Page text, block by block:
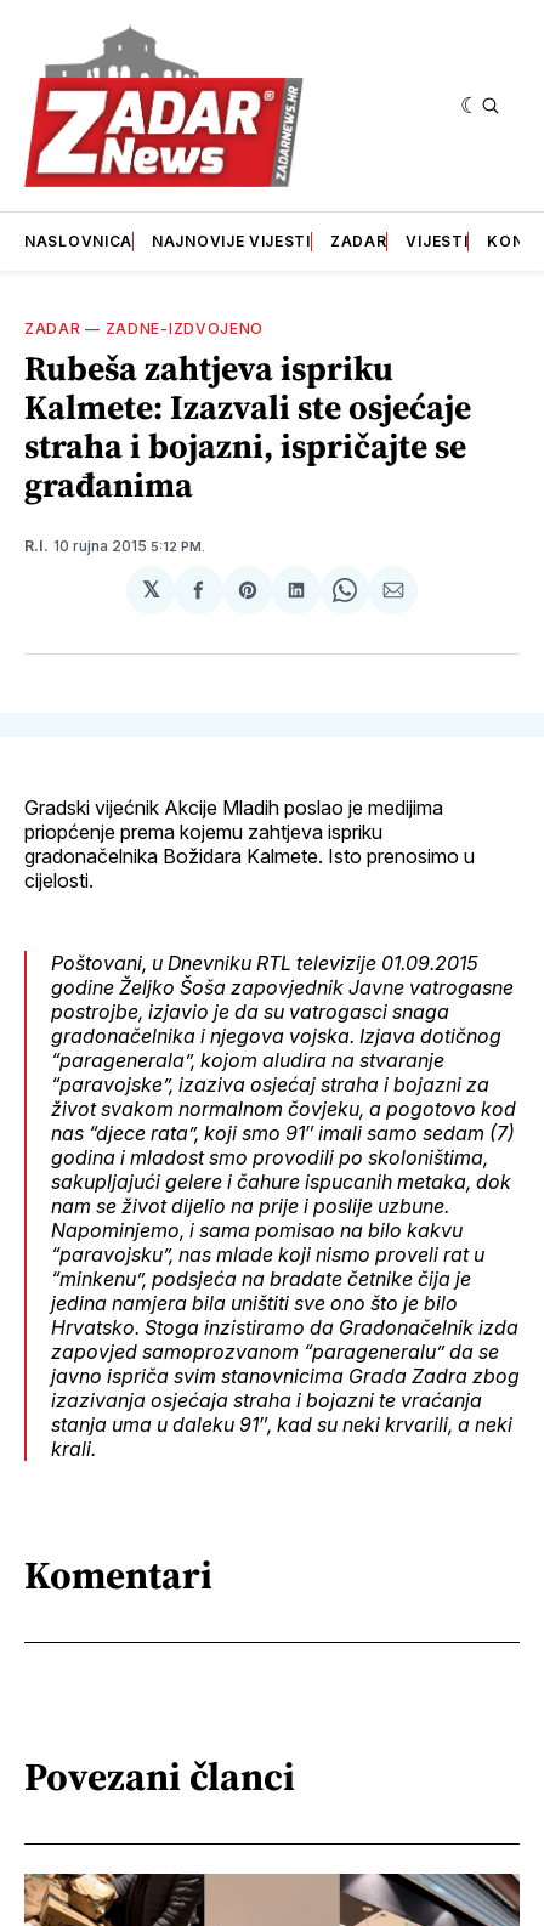
NASLOVNICA NAJNOVIJE VIJESTI ZADAR VIJESTI
ZADAR — ZADNE-IZDVOJENO
Rubeša zahtjeva ispriku
Kalmete: Izazvali ste osjećaje
straha i bojazni, ispričajte se
građanima
R.I. 10 rujna 2015 5:12 PM.
𝕏
podijeliSharepodijeliSharepodijeli
Gradski vijećnik Akcije Mladih poslao je medijima
priopćenje prema kojemu zahtjeva ispriku
gradonačelnika Božidara Kalmete. Isto prenosimo u
cijelosti.
Poštovani, u Dnevniku RTL televizije 01.09.2015
godine Željko Šoša zapovjednik Javne vatrogasne
postrojbe, izjavio je da su vatrogasci snaga
gradonačelnika i njegova vojska. Izjava dotičnog
“paragenerala”, kojom aludira na stvaranje
“paravojske”, izaziva osjećaj straha i bojazni za
život svakom normalnom čovjeku, a pogotovo kod
nas “djece rata”, koji smo 91″ imali samo sedam (7)
godina i mladost smo provodili po skoloništima,
sakupljajući gelere i čahure ispucanih metaka, dok
nam se život dijelio na prije i poslije uzbune.
Napominjemo, i sama pomisao na bilo kakvu
“paravojsku”, nas mlade koji nismo proveli rat u
“minkenu”, podsjeća na bradate četnike čija je
jedina namjera bila uništiti sve ono što je bilo
Hrvatsko. Stoga inzistiramo da Gradonačelnik izda
zapovjed samoprozvanom “parageneralu” da se
javno ispriča svim stanovnicima Grada Zadra zbog
izazivanja osjećaja straha i bojazni te vraćanja
stanja uma u daleku 91″, kad su neki krvarili, a neki
krali.
Komentari
Povezani članci